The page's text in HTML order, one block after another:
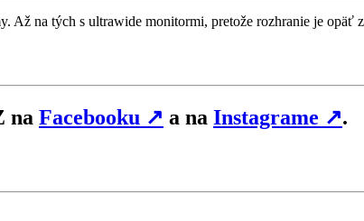
Až na tých s ultrawide monitormi, pretože rozhranie je opäť
na Facebooku ↗ a na Instagrame ↗.